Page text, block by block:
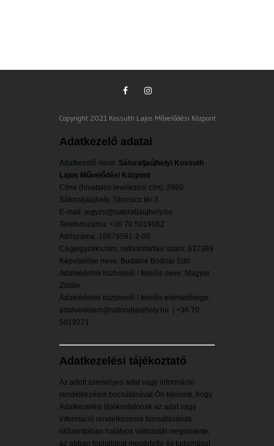
Copyright 2021 Kossuth Lajos Művelődési Központ